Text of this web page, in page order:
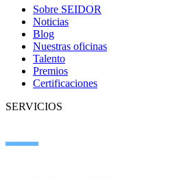
Sobre SEIDOR
Noticias
Blog
Nuestras oficinas
Talento
Premios
Certificaciones
SERVICIOS